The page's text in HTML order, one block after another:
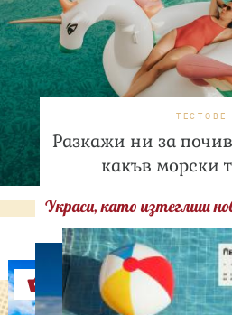
ТЕСТОВЕ
Разкажи ни за
какъв морски
Украси, като изтеглиш
Оферти